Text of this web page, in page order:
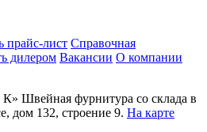
прайс-лист Справочная
дилером Вакансии О компании
Швейная фурнитура со склада в
дом 132, строение 9. На карте